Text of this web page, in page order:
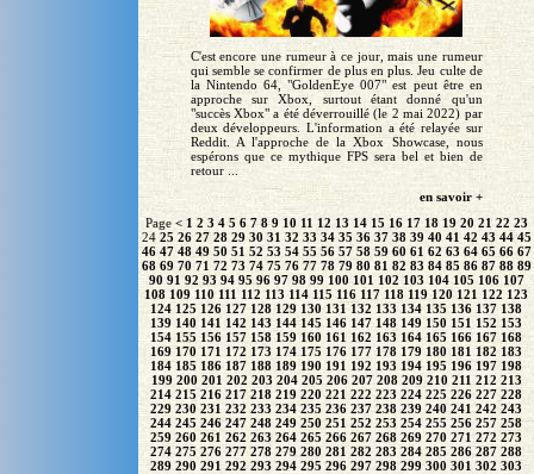
C'est encore une rumeur à ce jour, mais une rumeur
qui semble se confirmer de plus en plus. Jeu culte de
la Nintendo 64, "GoldenEye 007" est peut être en
approche sur Xbox, surtout étant donné qu'un
"succès Xbox" a été déverrouillé (le 2 mai 2022) par
deux développeurs. L'information a été relayée sur
Reddit. A l'approche de la Xbox Showcase, nous
espérons que ce mythique FPS sera bel et bien de
retour ...
en savoir +
Page < 1 2 3 4 5 6 7 8 9 10 11 12 13 14 15 16 17 18 19 20 21 22 23
24 25 26 27 28 29 30 31 32 33 34 35 36 37 38 39 40 41 42 43 44 45
46 47 48 49 50 51 52 53 54 55 56 57 58 59 60 61 62 63 64 65 66 67
68 69 70 71 72 73 74 75 76 77 78 79 80 81 82 83 84 85 86 87 88 89
90 91 92 93 94 95 96 97 98 99 100 101 102 103 104 105 106 107
108 109 110 111 112 113 114 115 116 117 118 119 120 121 122 123
124 125 126 127 128 129 130 131 132 133 134 135 136 137 138
139 140 141 142 143 144 145 146 147 148 149 150 151 152 153
154 155 156 157 158 159 160 161 162 163 164 165 166 167 168
169 170 171 172 173 174 175 176 177 178 179 180 181 182 183
184 185 186 187 188 189 190 191 192 193 194 195 196 197 198
199 200 201 202 203 204 205 206 207 208 209 210 211 212 213
214 215 216 217 218 219 220 221 222 223 224 225 226 227 228
229 230 231 232 233 234 235 236 237 238 239 240 241 242 243
244 245 246 247 248 249 250 251 252 253 254 255 256 257 258
259 260 261 262 263 264 265 266 267 268 269 270 271 272 273
274 275 276 277 278 279 280 281 282 283 284 285 286 287 288
289 290 291 292 293 294 295 296 297 298 299 300 301 302 303